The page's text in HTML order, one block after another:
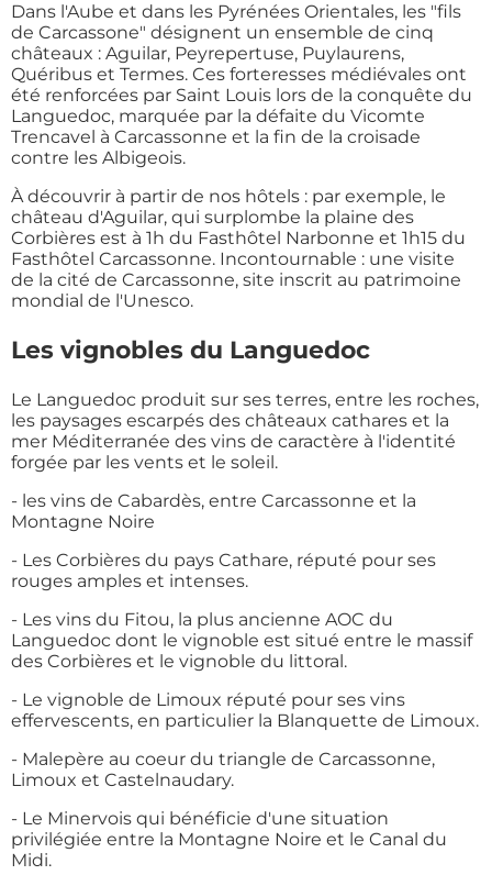
Dans l'Aube et dans les Pyrénées Orientales, les "fils
de Carcassone" désignent un ensemble de cinq
châteaux : Aguilar, Peyrepertuse, Puylaurens,
Quéribus et Termes. Ces forteresses médiévales ont
été renforcées par Saint Louis lors de la conquête du
Languedoc, marquée par la défaite du Vicomte
Trencavel à Carcassonne et la fin de la croisade
contre les Albigeois.
À découvrir à partir de nos hôtels : par exemple, le
château d'Aguilar, qui surplombe la plaine des
Corbières est à 1h du Fasthôtel Narbonne et 1h15 du
Fasthôtel Carcassonne. Incontournable : une visite
de la cité de Carcassonne, site inscrit au patrimoine
mondial de l'Unesco.
Les vignobles du Languedoc
Le Languedoc produit sur ses terres, entre les roches,
les paysages escarpés des châteaux cathares et la
mer Méditerranée des vins de caractère à l'identité
forgée par les vents et le soleil.
- les vins de Cabardès, entre Carcassonne et la
Montagne Noire
- Les Corbières du pays Cathare, réputé pour ses
rouges amples et intenses.
- Les vins du Fitou, la plus ancienne AOC du
Languedoc dont le vignoble est situé entre le massif
des Corbières et le vignoble du littoral.
- Le vignoble de Limoux réputé pour ses vins
effervescents, en particulier la Blanquette de Limoux.
- Malepère au coeur du triangle de Carcassonne,
Limoux et Castelnaudary.
- Le Minervois qui bénéficie d'une situation
privilégiée entre la Montagne Noire et le Canal du
Midi.